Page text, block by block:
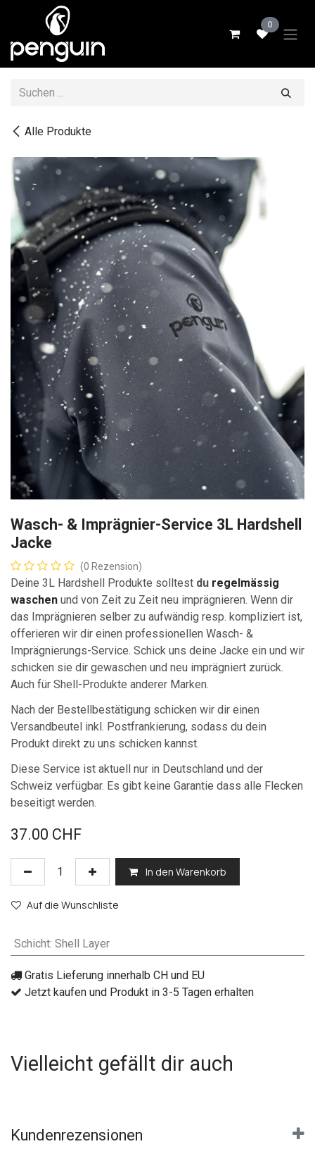
Zum Inhalt springen
0
Alle Produkte
Wasch- & Imprägnier-Service 3L Hardshell
Jacke
(0 Rezension)
Deine 3L Hardshell Produkte solltest du regelmässig
waschen und von Zeit zu Zeit neu imprägnieren. Wenn dir
das Imprägnieren selber zu aufwändig resp. kompliziert ist,
offerieren wir dir einen professionellen Wasch- &
Imprägnierungs-Service. Schick uns deine Jacke ein und wir
schicken sie dir gewaschen und neu imprägniert zurück.
Auch für Shell-Produkte anderer Marken.
Nach der Bestellbestätigung schicken wir dir einen
Versandbeutel inkl. Postfrankierung, sodass du dein
Produkt direkt zu uns schicken kannst.
Diese Service ist aktuell nur in Deutschland und der
Schweiz verfügbar. Es gibt keine Garantie dass alle Flecken
beseitigt werden.
37.00 CHF
In den Warenkorb
Auf die Wunschliste
Schicht: Shell Layer
Gratis Lieferung innerhalb CH und EU
Jetzt kaufen und Produkt in 3-5 Tagen erhalten
Vielleicht gefällt dir auch
Kundenrezensionen